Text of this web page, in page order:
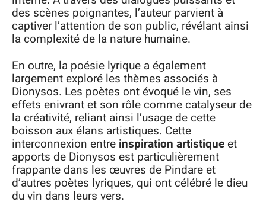
des scènes poignantes, l’auteur parvient à
captiver l’attention de son public, révélant ainsi
la complexité de la nature humaine.
En outre, la poésie lyrique a également
largement exploré les thèmes associés à
Dionysos. Les poètes ont évoqué le vin, ses
effets enivrant et son rôle comme catalyseur de
la créativité, reliant ainsi l’usage de cette
boisson aux élans artistiques. Cette
interconnexion entre inspiration artistiqueet
apports de Dionysos est particulièrement
frappante dans les œuvres de Pindare et
d’autres poètes lyriques, qui ont célébré le dieu
du vin dans leurs vers.